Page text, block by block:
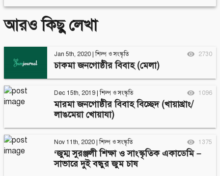
আরও কিছু লেখা
Jan 5th, 2020 |শিল্প ও সংস্কৃতি 2730
চাকমা জনগোষ্ঠীর বিবাহ (মেলা)
Dec 15th, 2019 |শিল্প ও সংস্কৃতি 1096
মারমা জনগোষ্ঠীর বিবাহ বিচ্ছেদ (খায়াখ্রাং/
লাঙমেয়া খোয়াযা)
Nov 11th, 2020 |শিল্প ও সংস্কৃতি 1375
‘জুম্ম সুরঞ্জলী শিক্ষা ও সাংস্কৃতিক একাডেমি –
সাভারে দুই বন্ধুর জুম চাষ